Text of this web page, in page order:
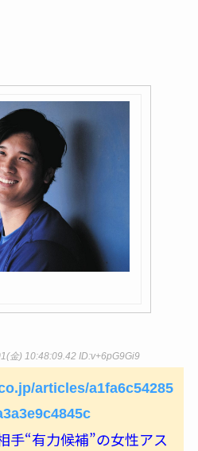
金) 10:48:09.42 ID:v+6pG9Gi9
articles/a1fa6c54285
手“有力候補”の女性アス